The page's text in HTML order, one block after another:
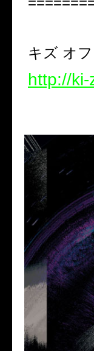
キズ オ
http://